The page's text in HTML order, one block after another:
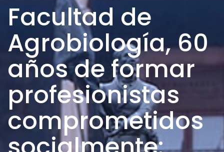
Facultad de
Agrobiología, 60
años de formar
profesionistas
comprometidos